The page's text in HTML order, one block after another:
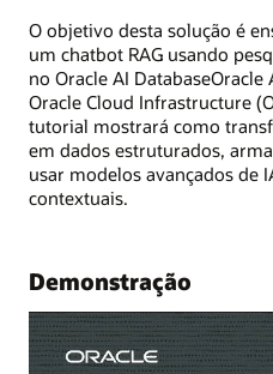
O objetivo desta solução é
um chatbot RAG usando
no Oracle AI
Oracle Cloud Infrastructure
tutorial mostrará como
em dados estruturados,
usar modelos avançados de
contextuais.
Demonstração